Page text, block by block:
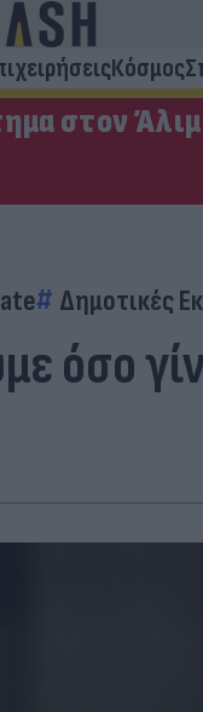
Κόσμος
στον
Δημοτικές
όσο